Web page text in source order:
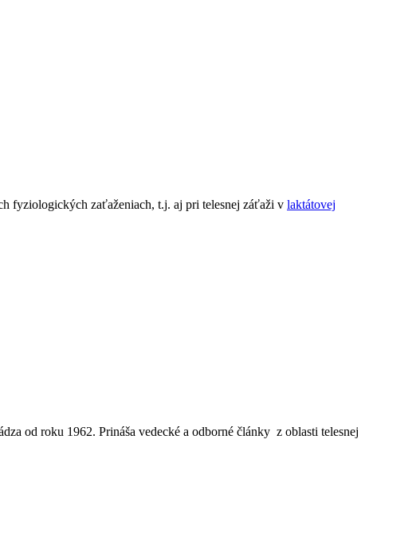
fyziologických zaťaženiach, t.j. aj pri telesnej záťaži v laktátovej
od roku 1962. Prináša vedecké a odborné články z oblasti telesnej